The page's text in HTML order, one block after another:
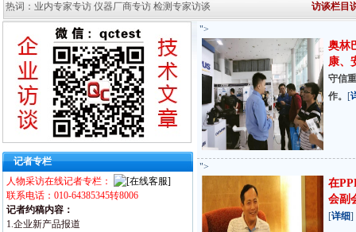
热词：业内专家专访 仪器厂商专访 检测专家访谈 访谈栏目
记者专栏
人物采访在线记者专栏：
联系电话：010-64385345转8006
记者约稿内容：
1.企业新产品报道
">
奥林
康、
守信
作。 [
">
在
会副
[详细]